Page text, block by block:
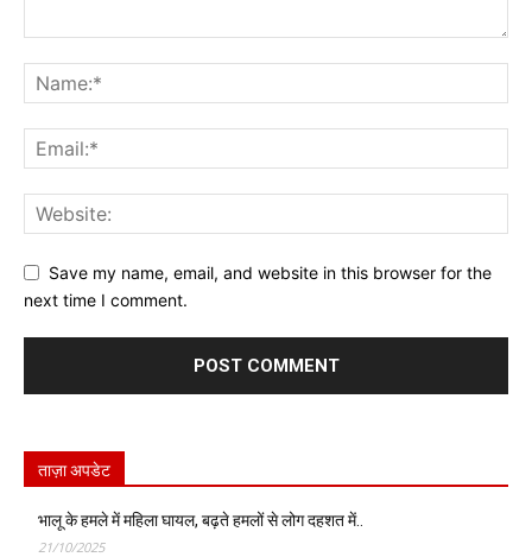
Save my name, email, and website in this browser for the
next time I comment.
ताज़ा अपडेट
भालू के हमले में महिला घायल, बढ़ते हमलों से लोग दहशत में..
21/10/2025